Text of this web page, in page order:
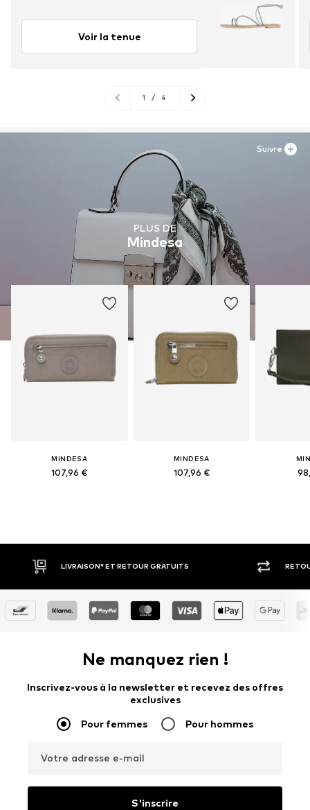
Voir la tenue
1 / 4
PLUS DE
Mindesa
MINDESA
107,96 €
MINDESA
107,96 €
Suivre
LIVRAISON* ET RETOUR GRATUITS RETOUR SOUS
Ne manquez rien !
Inscrivez-vous à la newsletter et recevez des offres
exclusives
Pour femmes Pour hommes
Votre adresse e-mail
S'inscrire